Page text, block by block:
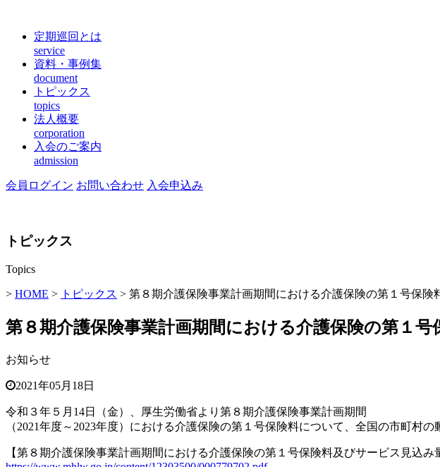
定期巡回とは
service
資料・事例集
document
トピックス
topics
法人概要
corporation
入会のご案内
admission
会員ログイン お問い合わせ 入会申込み
トピックス
Topics
> HOME > トピックス > 第８期介護保険事業計画期間における介護保険の第１号保険
第８期介護保険事業計画期間における介護保険の第１
お知らせ
2021年05月18日
令和３年５月14日（金）、厚生労働省より第８期介護保険事業計画期間
（2021年度～2023年度）における介護保険の第１号保険料について、全国の市町村の
【第８期介護保険事業計画期間における介護保険の第１号保険料及びサービス見込